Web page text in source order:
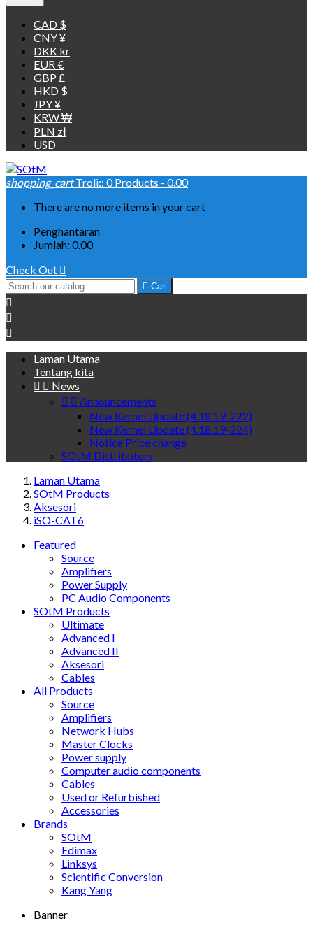
CAD $
CNY ¥
DKK kr
EUR €
GBP £
HKD $
JPY ¥
KRW ₩
PLN zł
USD
shopping_cart Troli:: 0Products - 0.00
There are no more items in your cart
Penghantaran
Jumlah: 0.00
Check Out 
 Cari



Laman Utama
Tentang kita
  News
  Announcements
New Kernel Update (4.18.19-222)
New Kernel Update (4.18.19-224)
Notice Price change
SOtM Distributors
Laman Utama
SOtM Products
Aksesori
iSO-CAT6
Featured
Source
Amplifiers
Power Supply
PC Audio Components
SOtM Products
Ultimate
Advanced I
Advanced II
Aksesori
Cables
All Products
Source
Amplifiers
Network Hubs
Master Clocks
Power supply
Computer audio components
Cables
Used or Refurbished
Accessories
Brands
SOtM
Edimax
Linksys
Scientific Conversion
Kang Yang
Banner